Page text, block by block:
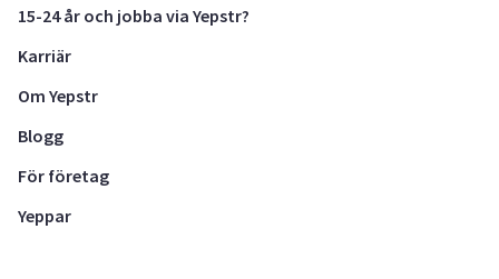
15-24 år och jobba via Yepstr?
Karriär
Om Yepstr
Blogg
För företag
Yeppar